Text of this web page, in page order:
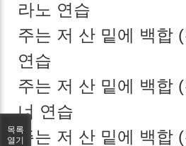
라노 연습
주는 저 산 밑에 백합
연습
주는 저 산 밑에 백합
너 연습
주는 저 산 밑에 백합
목록
열기